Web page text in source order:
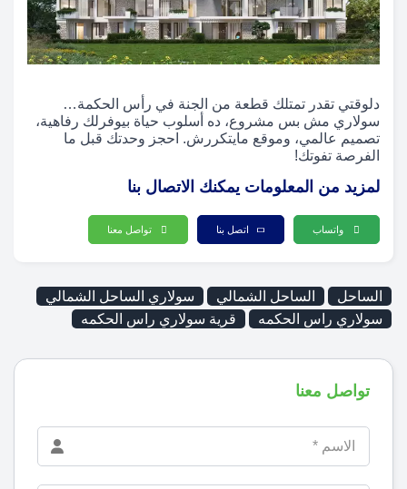
دلوقتي تقدر تمتلك قطعة من الجنة في رأس الحكمة…
سولاري مش بس مشروع، ده أسلوب حياة بيوفرلك رفاهية،
تصميم عالمي، وموقع مايتكررش. احجز وحدتك قبل ما
الفرصة تفوتك!
لمزيد من المعلومات يمكنك الاتصال بنا
واتساب اتصل بنا تواصل معنا
الساحل الساحل الشمالي
سولاري الساحل الشمالي
سولاري راس الحكمه
قرية سولاري راس الحكمه
تواصل معنا